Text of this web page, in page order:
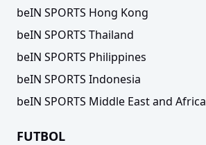
beIN SPORTS Hong Kong
beIN SPORTS Thailand
beIN SPORTS Philippines
beIN SPORTS Indonesia
beIN SPORTS Middle East and Africa
FUTBOL